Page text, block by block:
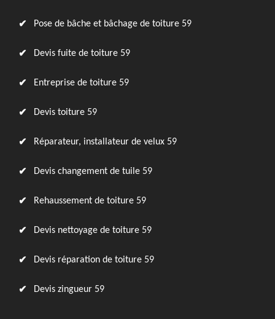
Pose de bâche et bâchage de toiture 59
Devis fuite de toiture 59
Entreprise de toiture 59
Devis toiture 59
Réparateur, installateur de velux 59
Devis changement de tuile 59
Rehaussement de toiture 59
Devis nettoyage de toiture 59
Devis réparation de toiture 59
Devis zingueur 59